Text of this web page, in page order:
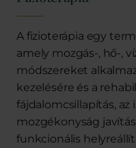
A fizioterápia egy
amely mozgás-, hő-,
módszereket
kezelésére és a
fájdalomcsillapítás, az
mozgékonyság
funkcionális